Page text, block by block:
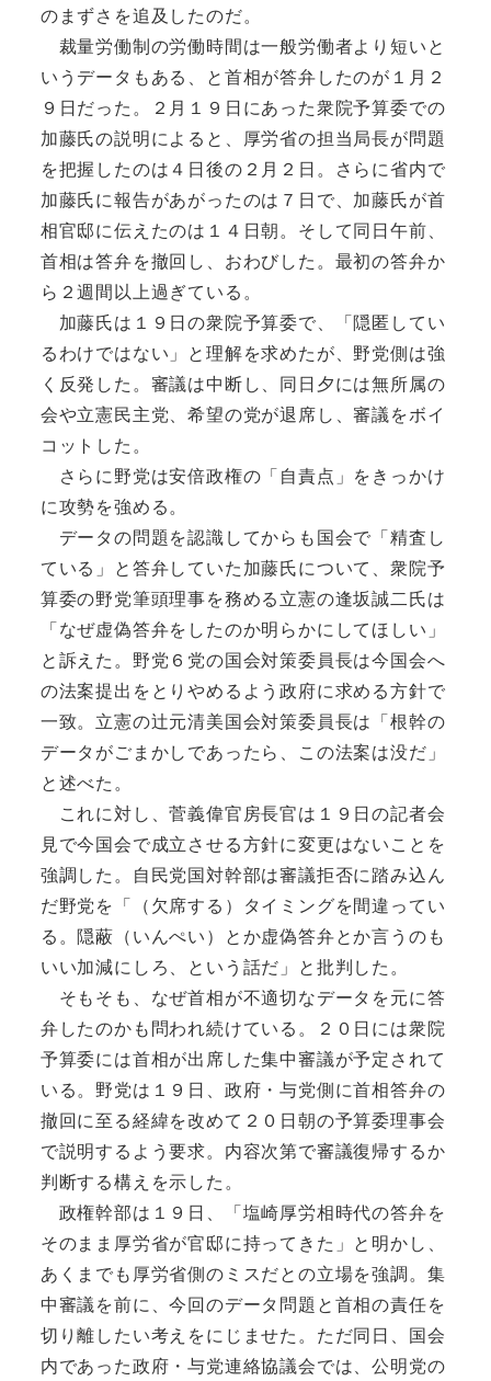
のまずさを追及したのだ。
裁量労働制の労働時間は一般労働者より短いと
いうデータもある、と首相が答弁したのが１月２
９日だった。２月１９日にあった衆院予算委での
加藤氏の説明によると、厚労省の担当局長が問題
を把握したのは４日後の２月２日。さらに省内で
加藤氏に報告があがったのは７日で、加藤氏が首
相官邸に伝えたのは１４日朝。そして同日午前、
首相は答弁を撤回し、おわびした。最初の答弁か
ら２週間以上過ぎている。
加藤氏は１９日の衆院予算委で、「隠匿してい
るわけではない」と理解を求めたが、野党側は強
く反発した。審議は中断し、同日夕には無所属の
会や立憲民主党、希望の党が退席し、審議をボイ
コットした。
さらに野党は安倍政権の「自責点」をきっかけ
に攻勢を強める。
データの問題を認識してからも国会で「精査し
ている」と答弁していた加藤氏について、衆院予
算委の野党筆頭理事を務める立憲の逢坂誠二氏は
「なぜ虚偽答弁をしたのか明らかにしてほしい」
と訴えた。野党６党の国会対策委員長は今国会へ
の法案提出をとりやめるよう政府に求める方針で
一致。立憲の辻元清美国会対策委員長は「根幹の
データがごまかしであったら、この法案は没だ」
と述べた。
これに対し、菅義偉官房長官は１９日の記者会
見で今国会で成立させる方針に変更はないことを
強調した。自民党国対幹部は審議拒否に踏み込ん
だ野党を「（欠席する）タイミングを間違ってい
る。隠蔽（いんぺい）とか虚偽答弁とか言うのも
いい加減にしろ、という話だ」と批判した。
そもそも、なぜ首相が不適切なデータを元に答
弁したのかも問われ続けている。２０日には衆院
予算委には首相が出席した集中審議が予定されて
いる。野党は１９日、政府・与党側に首相答弁の
撤回に至る経緯を改めて２０日朝の予算委理事会
で説明するよう要求。内容次第で審議復帰するか
判断する構えを示した。
政権幹部は１９日、「塩崎厚労相時代の答弁を
そのまま厚労省が官邸に持ってきた」と明かし、
あくまでも厚労省側のミスだとの立場を強調。集
中審議を前に、今回のデータ問題と首相の責任を
切り離したい考えをにじませた。ただ同日、国会
内であった政府・与党連絡協議会では、公明党の